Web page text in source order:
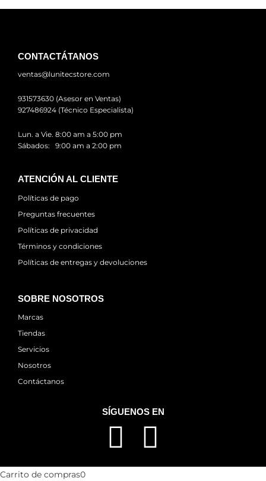
CONTACTÁTANOS
ventas@lunitecstore.com
931573630 (Asesor en Ventas)
927486924 (Técnico Especialista)
Lun. a Vie. 8:00 am a 5:00 pm
Sábados: 9:00 am a 2:00 pm
ATENCIÓN AL CLIENTE
Políticas de pago
Preguntas frecuentes
Políticas de privacidad
Términos y condiciones
Políticas de entregas y devoluciones
SOBRE NOSOTROS
Marcas
Tiendas
Servicios
Nosotros
Contáctanos
SÍGUENOS EN
Carrito de compras0